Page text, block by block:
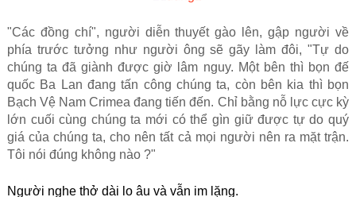
"Các đồng chí", người diễn thuyết gào lên, gập người về
phía trước tưởng như người ông sẽ gãy làm đôi, "Tự do
chúng ta đã giành được giờ lâm nguy. Một bên thì bọn đế
quốc Ba Lan đang tấn công chúng ta, còn bên kia thì bọn
Bạch Vệ Nam Crimea đang tiến đến. Chỉ bằng nỗ lực cực kỳ
lớn cuối cùng chúng ta mới có thể gìn giữ được tự do quý
giá của chúng ta, cho nên tất cả mọi người nên ra mặt trận.
Tôi nói đúng không nào ?"
Người nghe thở dài lo âu và vẫn im lặng.